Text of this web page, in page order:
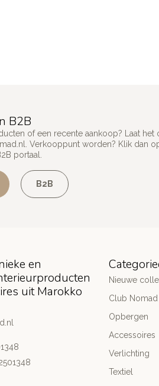
B2B
of een recente aankoop? Laat
. Verkooppunt worden? Klik dan
portaal.
B2B
en
uit Marokko
Nieuwe
Club
Opbergen
Accessoires
Verlichting
Textiel